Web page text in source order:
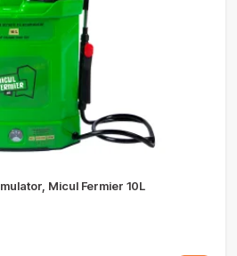
Micul Fermier 10L